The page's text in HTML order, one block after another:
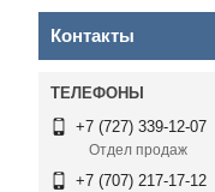
Контакты
+7 (727) 339-12-07
Отдел продаж
+7 (707) 217-17-12